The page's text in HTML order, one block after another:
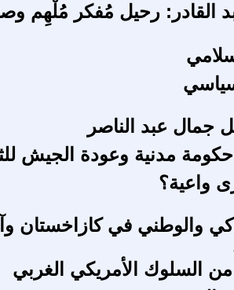
القادر: رحيل مُفكر مُلْهِم
مدنية وعودة الجيش
واعية؟
والوطني في كازاخستان
من السلوك الأمريكي الغربي